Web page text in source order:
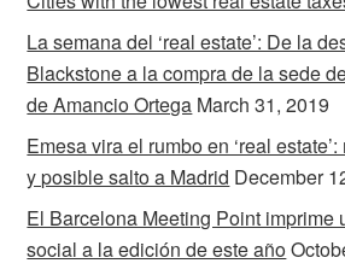
La semana del ‘real estate’: De la
Blackstone a la compra de la sede
de Amancio Ortega March 31, 2019
Emesa vira el rumbo en ‘real
y posible salto a Madrid December
El Barcelona Meeting Point imprime
social a la edición de este año